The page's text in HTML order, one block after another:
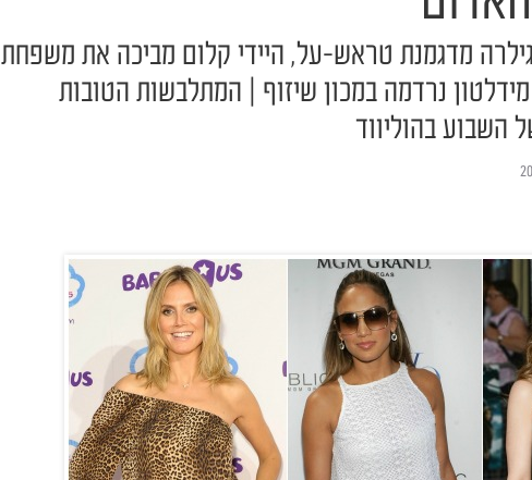
מדגמנת טראש-על, היידי קלום מביכה את משפחת
נרדמה במכון שיזוף | המתלבשות הטובות
השבוע בהוליווד